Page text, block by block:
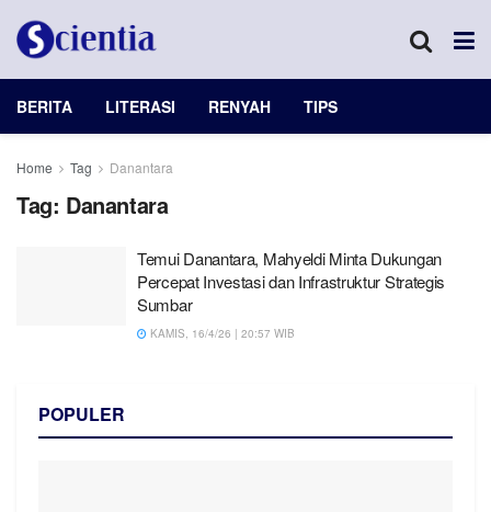
BERITA LITERASI RENYAH TIPS
Home Tag Danantara
Tag: Danantara
Temui Danantara, Mahyeldi Minta Dukungan
Percepat Investasi dan Infrastruktur Strategis
Sumbar
KAMIS, 16/4/26 | 20:57 WIB
POPULER